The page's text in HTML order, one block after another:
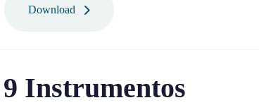
Download
Instrumentos